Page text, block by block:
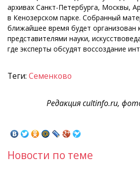
архивах Санкт-Петербурга, Москвы,
в Кенозерском парке. Собранный
ближайшее время будет организован
представителями науки,
где эксперты обсудят воссоздание
Теги: Семенково
Редакция cultinfo.ru,
Новости по теме